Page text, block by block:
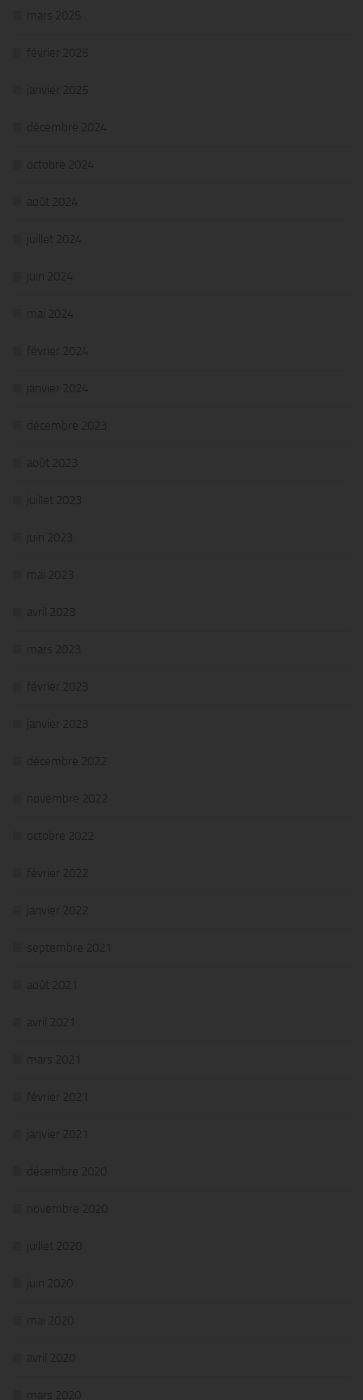
mars 2025
février 2025
janvier 2025
décembre 2024
octobre 2024
août 2024
juillet 2024
juin 2024
mai 2024
février 2024
janvier 2024
décembre 2023
août 2023
juillet 2023
juin 2023
mai 2023
avril 2023
mars 2023
février 2023
janvier 2023
décembre 2022
novembre 2022
octobre 2022
février 2022
janvier 2022
septembre 2021
août 2021
avril 2021
mars 2021
février 2021
janvier 2021
décembre 2020
novembre 2020
juillet 2020
juin 2020
mai 2020
avril 2020
mars 2020